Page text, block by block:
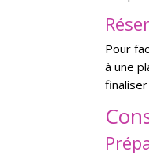
Pour
à une